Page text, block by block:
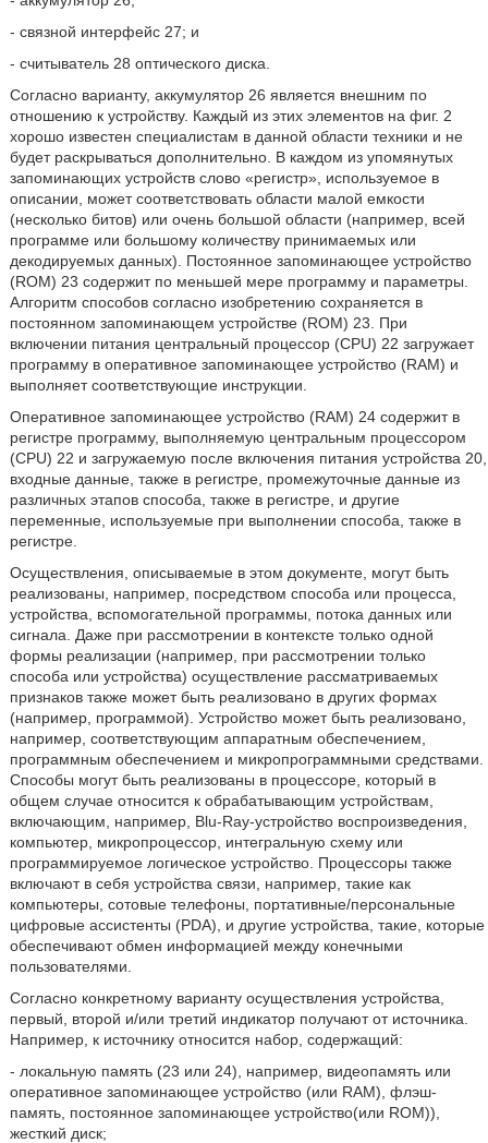
- связной интерфейс 27; и
- считыватель 28 оптического диска.
Согласно варианту, аккумулятор 26 является внешним по
отношению к устройству. Каждый из этих элементов на фиг. 2
хорошо известен специалистам в данной области техники и не
будет раскрываться дополнительно. В каждом из упомянутых
запоминающих устройств слово «регистр», используемое в
описании, может соответствовать области малой емкости
(несколько битов) или очень большой области (например, всей
программе или большому количеству принимаемых или
декодируемых данных). Постоянное запоминающее устройство
(ROM) 23 содержит по меньшей мере программу и параметры.
Алгоритм способов согласно изобретению сохраняется в
постоянном запоминающем устройстве (ROM) 23. При
включении питания центральный процессор (CPU) 22 загружает
программу в оперативное запоминающее устройство (RAM) и
выполняет соответствующие инструкции.
Оперативное запоминающее устройство (RAM) 24 содержит в
регистре программу, выполняемую центральным процессором
(CPU) 22 и загружаемую после включения питания устройства 20,
входные данные, также в регистре, промежуточные данные из
различных этапов способа, также в регистре, и другие
переменные, используемые при выполнении способа, также в
регистре.
Осуществления, описываемые в этом документе, могут быть
реализованы, например, посредством способа или процесса,
устройства, вспомогательной программы, потока данных или
сигнала. Даже при рассмотрении в контексте только одной
формы реализации (например, при рассмотрении только
способа или устройства) осуществление рассматриваемых
признаков также может быть реализовано в других формах
(например, программой). Устройство может быть реализовано,
например, соответствующим аппаратным обеспечением,
программным обеспечением и микропрограммными средствами.
Способы могут быть реализованы в процессоре, который в
общем случае относится к обрабатывающим устройствам,
включающим, например, Blu-Ray-устройство воспроизведения,
компьютер, микропроцессор, интегральную схему или
программируемое логическое устройство. Процессоры также
включают в себя устройства связи, например, такие как
компьютеры, сотовые телефоны, портативные/персональные
цифровые ассистенты (PDA), и другие устройства, такие, которые
обеспечивают обмен информацией между конечными
пользователями.
Согласно конкретному варианту осуществления устройства,
первый, второй и/или третий индикатор получают от источника.
Например, к источнику относится набор, содержащий:
- локальную память (23 или 24), например, видеопамять или
оперативное запоминающее устройство (или RAM), флэш-
память, постоянное запоминающее устройство(или ROM)),
жесткий диск;